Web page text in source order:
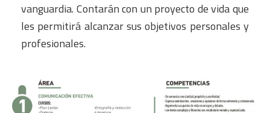
vanguardia. Contarán con un proyecto de vida que
les permitirá alcanzar sus objetivos personales y
profesionales.